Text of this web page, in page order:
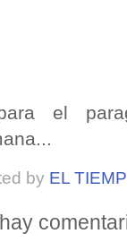
el
by EL